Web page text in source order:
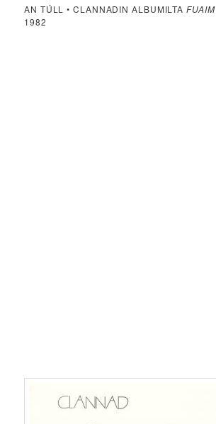
AN TÚLL • CLANNADIN ALBUMILTAFUAIM
1982